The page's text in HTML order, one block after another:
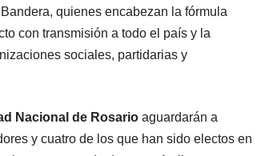
quienes encabezan la fórmula
con transmisión a todo el país y la
sociales, partidarias y
Nacional de Rosario aguardarán a
y cuatro de los que han sido electos en